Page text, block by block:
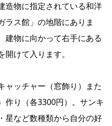
造物に指定されている和洋
ラス館」の地階にありま
建物に向かって右手にある
けて入ります。
ャッチャー（窓飾り）また
作り（各3300円）。サンキ
星など数種類から自分の好